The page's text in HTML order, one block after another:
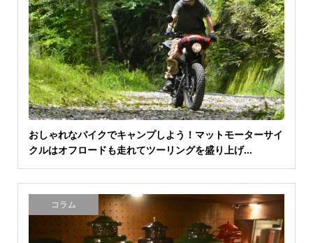
おしゃれなバイクでキャンプしよう！マットモーターサイ
クルはオフロードも走れてツーリングを盛り上げ...
コラム